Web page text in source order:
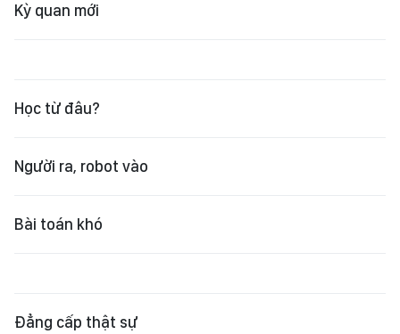
Kỳ quan mới
Học từ đâu?
Người ra, robot vào
Bài toán khó
Đẳng cấp thật sự